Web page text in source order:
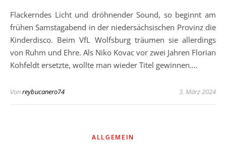
Flackerndes Licht und dröhnender Sound, so beginnt am
frühen Samstagabend in der niedersächsischen Provinz die
Kinderdisco. Beim VfL Wolfsburg träumen sie allerdings
von Ruhm und Ehre. Als Niko Kovac vor zwei Jahren Florian
Kohfeldt ersetzte, wollte man wieder Titel gewinnen.…
Vonreybucanero74 3. März 2024
ALLGEMEIN